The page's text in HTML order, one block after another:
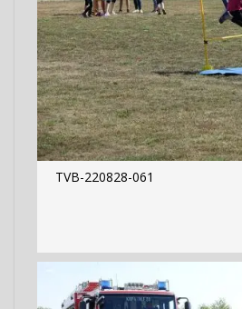
TVB-220828-061